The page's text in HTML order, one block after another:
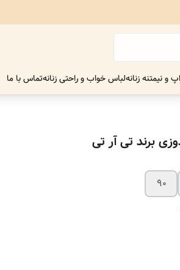
و نیمتنه زنانهلباس خواب و راحتی زنانهتماس با ما
برند تی آر تی
۹۰